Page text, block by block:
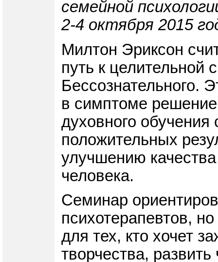
семейной
2-4 октября 2015
Милтон Эриксон
путь к целительной
Бессознательного.
в симптоме решение
духовного
положительных
улучшению
человека.
Семинар
психотерапевтов,
для тех, кто хочет
творчества,